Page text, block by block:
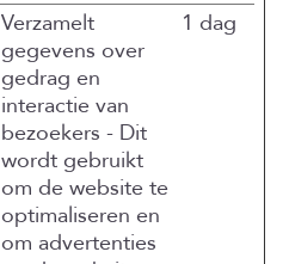
Verzamelt
gegevens over
gedrag en
interactie van
bezoekers - Dit
wordt gebruikt
om de website te
optimaliseren en
om advertenties
1 dag